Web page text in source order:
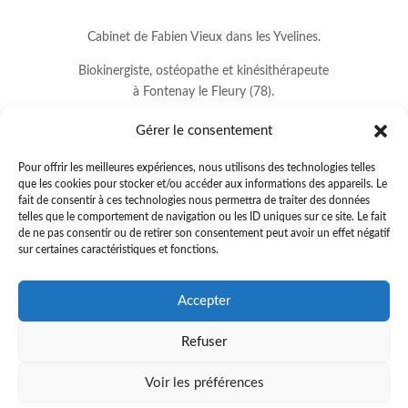
Gérer le consentement
Pour offrir les meilleures expériences, nous utilisons des technologies telles
que les cookies pour stocker et/ou accéder aux informations des appareils. Le
fait de consentir à ces technologies nous permettra de traiter des données
telles que le comportement de navigation ou les ID uniques sur ce site. Le fait
de ne pas consentir ou de retirer son consentement peut avoir un effet négatif
sur certaines caractéristiques et fonctions.
Accepter
Refuser
Voir les préférences
Cabinet de Fabien Vieux dans les Yvelines.
Biokinergiste, ostéopathe et kinésithérapeute
à Fontenay le Fleury (78).
78330 FONTENAY LE FLEURY
01.34.60.37.33